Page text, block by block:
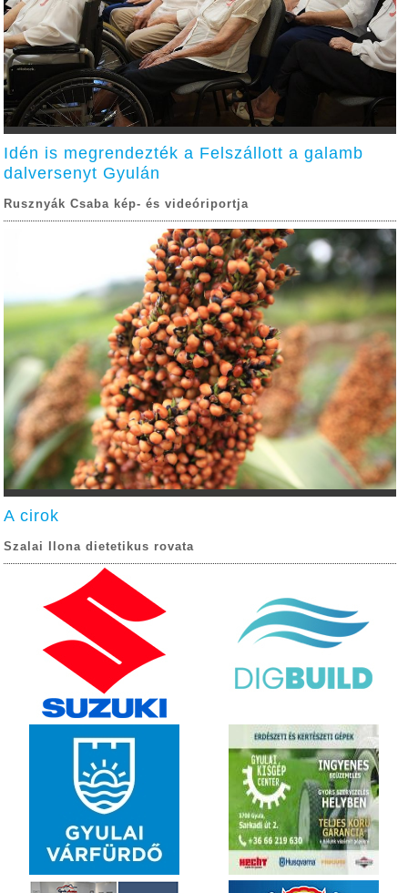
Idén is megrendezték a Felszállott a galamb
dalversenyt Gyulán
Rusznyák Csaba kép- és videóriportja
A cirok
Szalai Ilona dietetikus rovata